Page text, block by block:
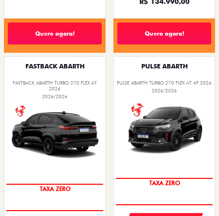
Quero agora! Quero agora!
FASTBACK ABARTH
FASTBACK ABARTH TURBO 270 FLEX AT
2026
2026/2026
SAIA DE FIAT 0KM
PULSE ABARTH
PULSE ABARTH TURBO 270 FLEX AT 4P 2026
2026/2026
SAIA DE FIAT 0KM